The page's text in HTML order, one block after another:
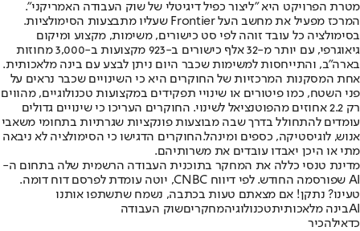
מטרת הפרויקט היא "ליצור כפיל דיגיטלי של שוק העבודה האמריקני".
המרכז מפעיל את מחשב העל Frontier שעליו מתבצעות הסימולציות.
בסימולציה כל עובד זוהה לפי סט כישורים, משימות, מקצוע ומיקום
גיאוגרפי, עם יותר מ-32 אלף כישורים ב-923 מקצועות ב-3,000 מחוזות
בארה״ב, והתייחסות למשימות שכבר היום ניתן לבצע עם בינה מלאכותית.
אחת המסקנות המרכזיות של החוקרים היא כי השינויים שכבר נראים על
פני השטח, כמו פיטורים או שינויי תפקידים במקצועות טכנולוגיים, מהווים
רק 2.2 אחוזים מהפוטנציאל לשינוי. החוקרים העריכו כי שינויים גדולים
עומדים להתחולל בדרך שבה מבוצעות פונקציות שגרתיות בתחומי משאבי
אנוש, לוגיסטיקה, כספים ומינהל.החוקרים הדגישו כי הסימולציה לא ניבאה
מתי או היכן יאבדו עובדים את משרותיהם.
מדינת טנסי כללה את המחקר בתוכנית העבודה הרשמית שלה בתחום ה-
AI שפורסמה החודש. לפי דיווח CNBC, יוטה עומדת לפרסם דוח דומה.
טעינו? נתקן! אם מצאתם טעות בכתבה, נשמח שתשתפו אותנו
AIבינה מלאכותיתטכנולוגיהמחקריםשוק העבודה
כדאילהכיר